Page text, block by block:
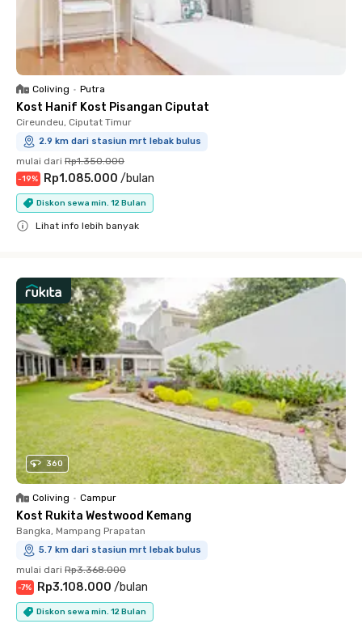
Coliving • Putra
Kost Hanif Kost Pisangan Ciputat
Cireundeu, Ciputat Timur
2.9 km dari stasiun mrt lebak bulus
mulai dari Rp1.350.000
-19% Rp1.085.000 /bulan
Diskon sewa min. 12 Bulan
Lihat info lebih banyak
360
Coliving • Campur
Kost Rukita Westwood Kemang
Bangka, Mampang Prapatan
5.7 km dari stasiun mrt lebak bulus
mulai dari Rp3.368.000
-7% Rp3.108.000 /bulan
Diskon sewa min. 12 Bulan